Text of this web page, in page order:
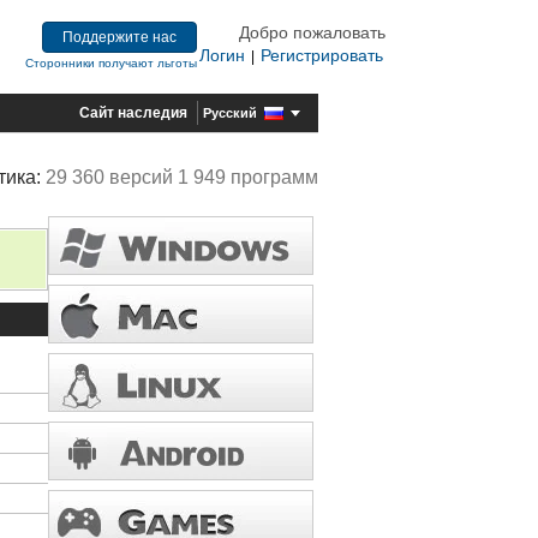
Поддержите нас
Сторонники получают льготы
Добро пожаловать
Логин
Регистрировать
Сайт наследия Русский
29 360 версий 1 949 программ